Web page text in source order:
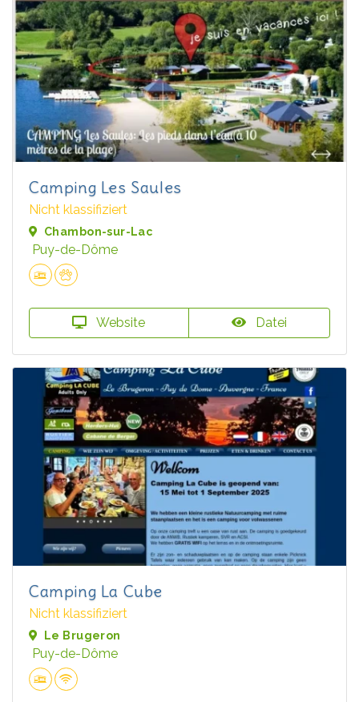
Camping Les Saules
Nicht klassifiziert
Chambon-sur-Lac
Puy-de-Dôme
Website Datei
Camping La Cube
Nicht klassifiziert
Le Brugeron
Puy-de-Dôme